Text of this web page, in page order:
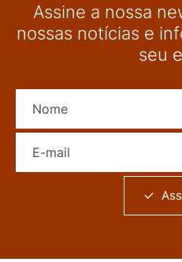
Assine a nossa
nossas notícias e
seu